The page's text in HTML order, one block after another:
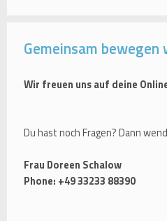
Gemeinsam
Wir freuen uns auf deine
Du hast noch Fragen? Dann
Frau Doreen Schalow
Phone: +49 33233 88390